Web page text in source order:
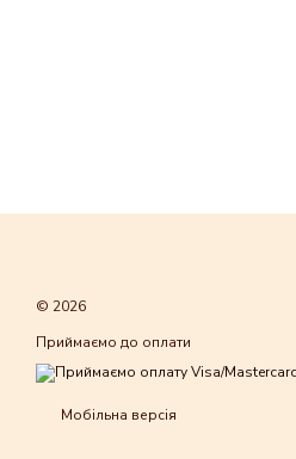
© 2026
Приймаємо до оплати
Мобільна версія